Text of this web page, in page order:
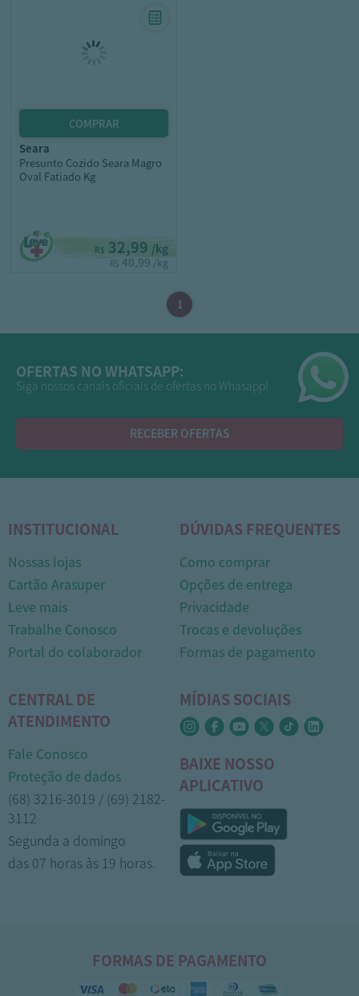
seara
Presunto Cozido Seara Magro
Oval Fatiado Kg
R$ 32,99 /kg
R$ 40,99 /kg
1
OFERTAS NO WHATSAPP:
Siga nossos canais oficiais de ofertas no Whasapp!
RECEBER OFERTAS
INSTITUCIONAL
Nossas lojas
Cartão Arasuper
Leve mais
Trabalhe Conosco
Portal do colaborador
DÚVIDAS FREQUENTES
Como comprar
Opções de entrega
Privacidade
Trocas e devoluções
Formas de pagamento
CENTRAL DE
ATENDIMENTO
Fale Conosco
Proteção de dados
(68) 3216-3019 / (69) 2182-
3112
Segunda a domingo
das 07 horas às 19 horas.
MÍDIAS SOCIAIS
BAIXE NOSSO
APLICATIVO
FORMAS DE PAGAMENTO